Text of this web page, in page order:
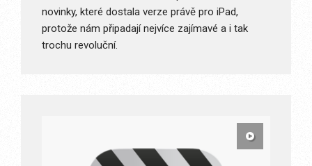
novinky, které dostala verze právě pro iPad,
protože nám připadají nejvíce zajímavé a i tak
trochu revoluční.